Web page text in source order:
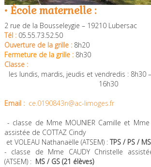
• École maternelle :
2 rue de la Bousseleygie – 19210 Lubersac
Tél :05.55.73.52.50
Ouverture de la grille :8h20
Fermeture de la grille :8h30
Classe :
les lundis, mardis, jeudis et vendredis : 8h30
16h30
Email : ce.0190843n@ac-limoges.fr
- classe de Mme MOUNIER Camille et Mme
assistée de COTTAZ Cindy
et VOLEAU Nathanaëlle (ATSEM) :TPS / PS /
- classe de Mme CAUDY Christelle
(ATSEM) : MS / GS (21 élèves)